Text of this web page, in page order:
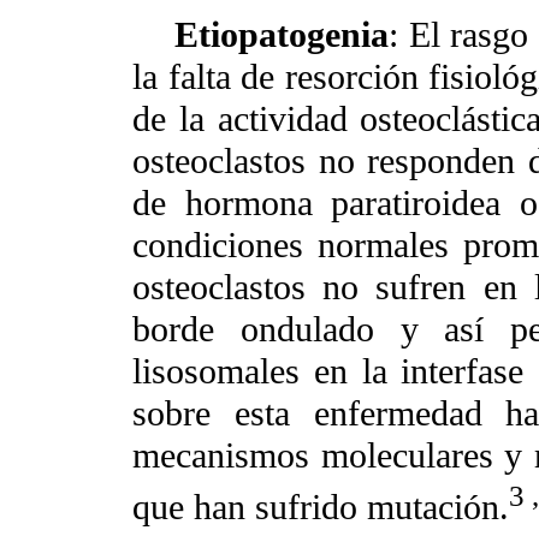
Etiopatogenia: El rasgo
la falta de resorción
de la actividad
osteoclastos no responden
de hormona paratiroidea
condiciones normales
osteoclastos no sufren en
borde ondulado y así
lisosomales en la
sobre esta enfermedad
mecanismos moleculares
que han sufrido mutación.3